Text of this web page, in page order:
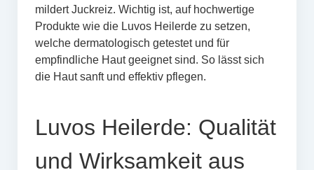
mildert Juckreiz. Wichtig ist, auf hochwertige
Produkte wie die Luvos Heilerde zu setzen,
welche dermatologisch getestet und für
empfindliche Haut geeignet sind. So lässt sich
die Haut sanft und effektiv pflegen.
Luvos Heilerde: Qualität
und Wirksamkeit aus